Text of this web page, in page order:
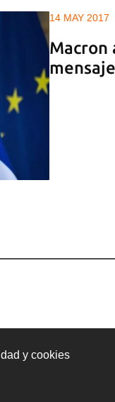
14 MAY 2017
Macron
y cookies